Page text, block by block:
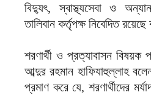
বিদ্যুৎ, স্বাস্থ্যসেবা ও
তালিবান কর্তৃপক্ষ নিবেদিত
শরণার্থী ও প্রত্যাবাসন বিষয়ক
আব্দুর রহমান হাফিযাহুল্লাহ
প্রমাণ করে যে, শরণার্থীদের